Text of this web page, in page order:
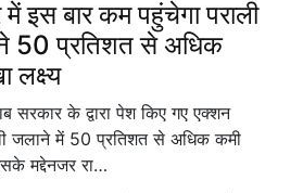
इस बार कम पहुंचेगा पराली
50 प्रतिशत से अधिक
लक्ष्य
के द्वारा पेश किए गए एक्शन
जलाने में 50 प्रतिशत से अधिक कमी
मद्देनजर रा…